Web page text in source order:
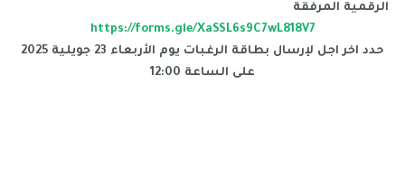
الرقمية المرفقة
https://forms.gle/XaSSL6s9C7wL818V7
حدد اخر اجل لإرسال بطاقة الرغبات يوم الأربعاء 23 جويلية 2025
على الساعة 12:00